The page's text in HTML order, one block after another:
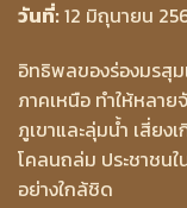
วันที่: 12 มิถุนายน
อิทธิพลของร่องมรสุ
ภาคเหนือ ทำให้หลา
ภูเขาและลุ่มน้ำ เสี่ย
โคลนถล่ม ประชาชน
อย่างใกล้ชิด